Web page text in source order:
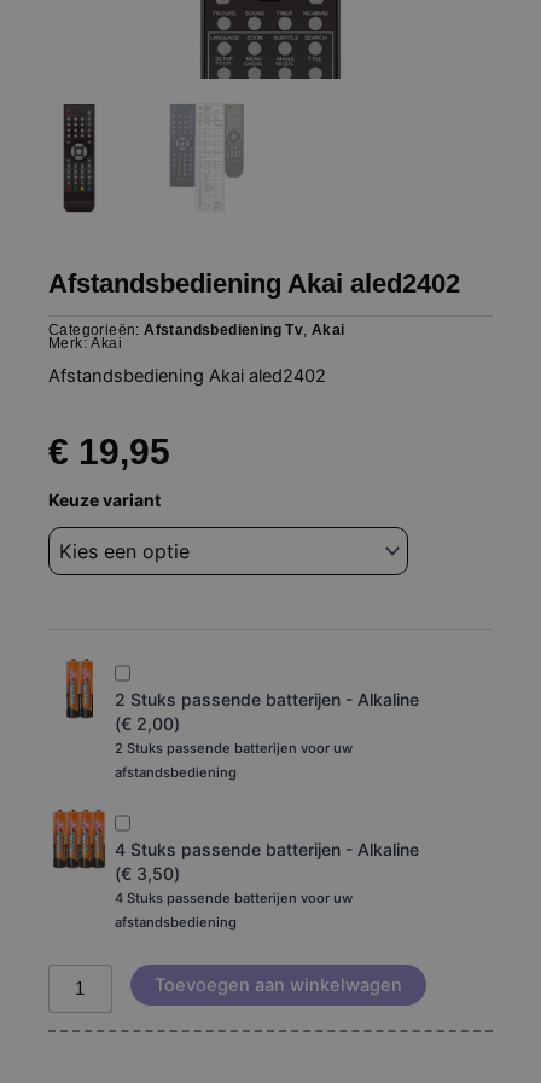
Afstandsbediening Akai aled2402
Categorieën: Afstandsbediening Tv ,Akai
Merk:Akai
Afstandsbediening Akai aled2402
€ 19,95
Keuze variant
2 Stuks passende batterijen - Alkaline
(€ 2,00)
2 Stuks passende batterijen voor uw
afstandsbediening
4 Stuks passende batterijen - Alkaline
(€ 3,50)
4 Stuks passende batterijen voor uw
afstandsbediening
Afstandsbediening
Akai
aled2402
aantal
Toevoegen aan winkelwagen